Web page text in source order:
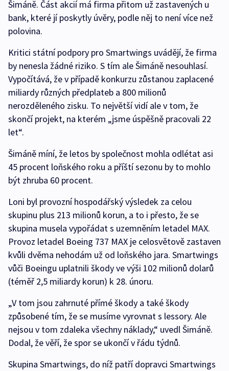
Šimáně. Část akcií má firma přitom už zastavených u
bank, které jí poskytly úvěry, podle něj to není více než
polovina.
Kritici státní podpory pro Smartwings uvádějí, že firma
by nenesla žádné riziko. S tím ale Šimáně nesouhlasí.
Vypočítává, že v případě konkurzu zůstanou zaplacené
miliardy různých předplateb a 800 milionů
nerozděleného zisku. To největší vidí ale v tom, že
skončí projekt, na kterém „jsme úspěšně pracovali 22
let“.
Šimáně míní, že letos by společnost mohla odlétat asi
45 procent loňského roku a příští sezonu by to mohlo
být zhruba 60 procent.
Loni byl provozní hospodářský výsledek za celou
skupinu plus 213 milionů korun, a to i přesto, že se
skupina musela vypořádat s uzemněním letadel MAX.
Provoz letadel Boeing 737 MAX je celosvětově zastaven
kvůli dvěma nehodám už od loňského jara. Smartwings
vůči Boeingu uplatnili škody ve výši 102 milionů dolarů
(téměř 2,5 miliardy korun) k 28. únoru.
„V tom jsou zahrnuté přímé škody a také škody
způsobené tím, že se musíme vyrovnat s lessory. Ale
nejsou v tom zdaleka všechny náklady,“ uvedl Šimáně.
Dodal, že věří, že spor se ukončí v řádu týdnů.
Skupina Smartwings, do níž patří dopravci Smartwings